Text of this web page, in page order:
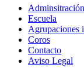
Adminsitración
Escuela
Agrupaciones
Coros
Contacto
Aviso Legal